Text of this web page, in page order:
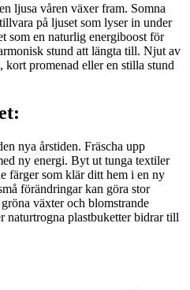
ljusa våren växer fram. Somna
på ljuset som lyser in under
som en naturlig energiboost för
stund att längta till. Njut av
promenad eller en stilla stund
nya årstiden. Fräscha upp
ny energi. Byt ut tunga textiler
färger som klär ditt hem i en ny
förändringar kan göra stor
växter och blomstrande
naturtrogna plastbuketter bidrar till